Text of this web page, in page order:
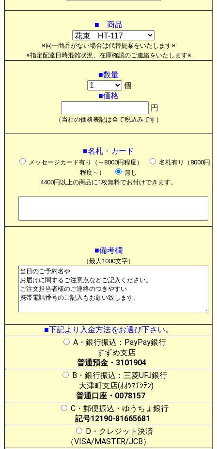
■ 商品
※同一商品がない場合は代替提案をいたします※
※指定配達日時混雑状況、在庫確認のご連絡をいたします※
■数量
個
■価格
円
（当社の価格表記は全て税込みです）
■名札・カード
メッセージカード有り（～8000円程度）
名札有り（8000円
程度～）
無し
4400円以上の商品に1枚無料でお付けできます。
■備考欄
（最大1000文字）
■下記より入金方法をお選び下さい。
A・銀行振込：PayPay銀行
すずめ支店
普通預金・3101904
B・銀行振込：三菱UFJ銀行
大津町支店(ｵｵﾂﾏﾁｼﾃﾝ)
普通口座・0078157
C・郵便振込・ゆうちょ銀行
記号12190-81665681
D・クレジット決済
（VISA/MASTER/JCB）